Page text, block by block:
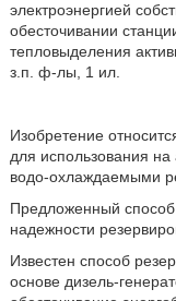
электроэнергией
обесточивании
тепловыделения
з.п. ф-лы, 1 ил.
Изобретение
для использования
водо-охлаждаемыми
Предложенный
надежности
Известен способ
основе дизель-